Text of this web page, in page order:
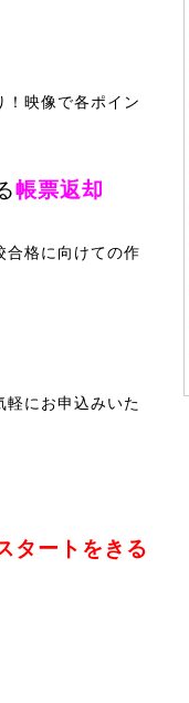
！映像で各ポイン
帳票返却
合格に向けての作
軽にお申込みいた
タートをきる